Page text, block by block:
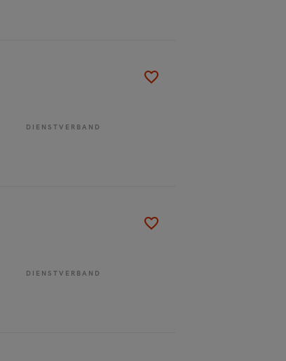
DIENSTVERBAND
DIENSTVERBAND